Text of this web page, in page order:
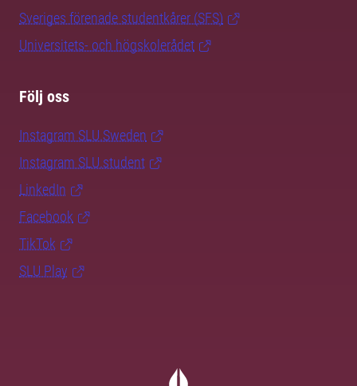
Sveriges förenade studentkårer (SFS)
Universitets- och högskolerådet
Följ oss
Instagram SLU.Sweden
Instagram SLU.student
LinkedIn
Facebook
TikTok
SLU Play